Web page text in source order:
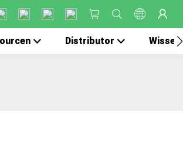
Distributor Wissen